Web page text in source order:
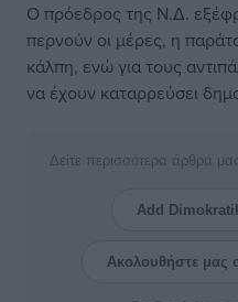
Ο πρόεδρος της Ν.Δ.
περνούν οι μέρες, η
κάλπη, ενώ για τους
να έχουν καταρρεύσει
Δείτε περισσότερα άρθρα
Add
Ακολουθήστε μας